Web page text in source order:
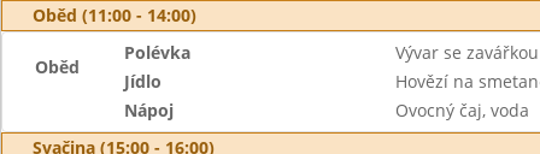
Oběd (11:00 - 14:00)
Oběd
Polévka
Vývar se zavářkou
Jídlo
Hovězí na
Nápoj
Ovocný čaj, voda
Svačina (15:00 - 16:00)